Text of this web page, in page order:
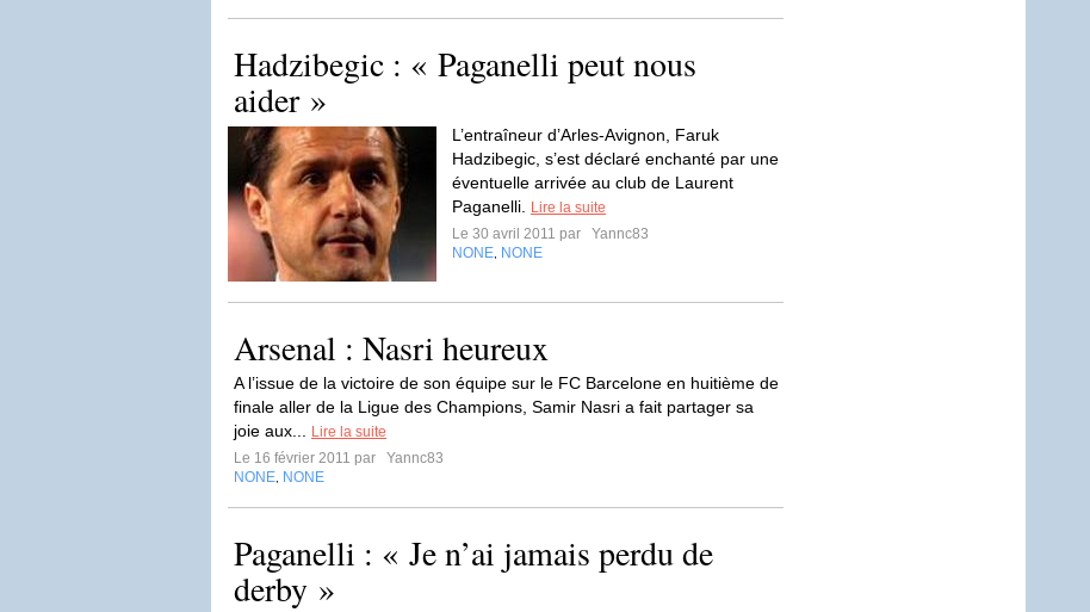
Hadzibegic : « Paganelli peut nous
aider »
L’entraîneur d’Arles-Avignon, Faruk
Hadzibegic, s’est déclaré enchanté par une
éventuelle arrivée au club de Laurent
Paganelli.
Lire la suite
Le 30 avril 2011 par
Yannc83
NONE NONE
Arsenal : Nasri heureux
A l’issue de la victoire de son équipe sur le FC Barcelone en huitième de
finale aller de la Ligue des Champions, Samir Nasri a fait partager sa
joie aux...
Lire la suite
Le 16 février 2011 par
Yannc83
NONE NONE
Paganelli : « Je n’ai jamais perdu de
derby »